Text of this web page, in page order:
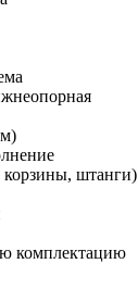
штанги)
комплектацию